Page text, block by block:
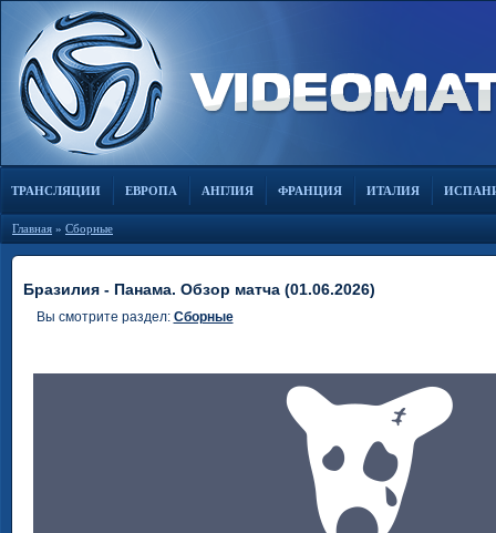
ТРАНСЛЯЦИИ ЕВРОПА АНГЛИЯ ФРАНЦИЯ ИТАЛИЯ
Главная » Сборные
Бразилия - Панама. Обзор матча (01.06.2026)
Вы смотрите раздел: Сборные